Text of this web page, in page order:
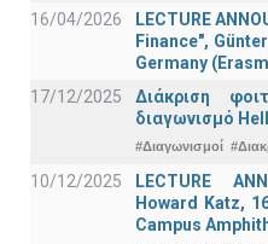
16/04/2026
LECTURE
Finance",
Germany
17/12/2025
Διάκριση
διαγωνισμό
#Διαγωνισμοί
10/12/2025
LECTURE
Howard Katz,
Campus